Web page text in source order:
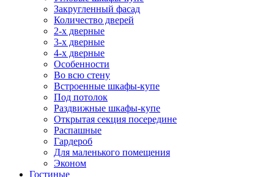
Закругленный фасад
Количество дверей
2-х дверные
3-х дверные
4-х дверные
Особенности
Во всю стену
Встроенные шкафы-купе
Под потолок
Раздвижные шкафы-купе
Открытая секция посередине
Распашные
Гардероб
Для маленького помещения
Эконом
Гостиные